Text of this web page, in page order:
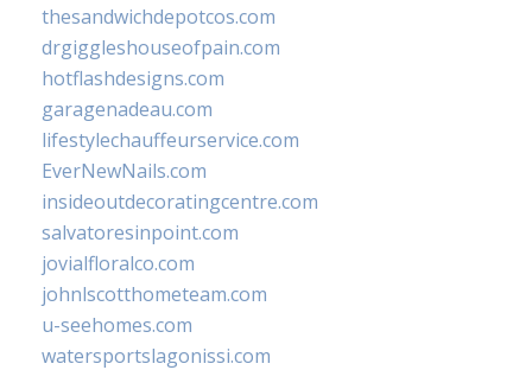
thesandwichdepotcos.com
drgiggleshouseofpain.com
hotflashdesigns.com
garagenadeau.com
lifestylechauffeurservice.com
EverNewNails.com
insideoutdecoratingcentre.com
salvatoresinpoint.com
jovialfloralco.com
johnlscotthometeam.com
u-seehomes.com
watersportslagonissi.com